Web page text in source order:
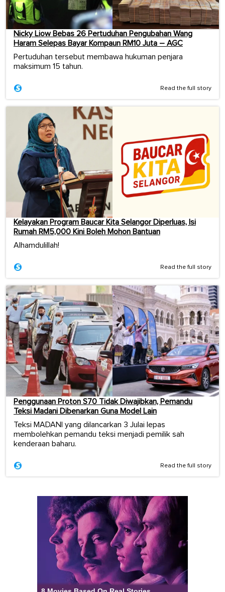
Nicky Liow Bebas 26 Pertuduhan Pengubahan Wang
Haram Selepas Bayar Kompaun RM10 Juta – AGC
Pertuduhan tersebut membawa hukuman penjara
maksimum 15 tahun.
Read the full story
Kelayakan Program Baucar Kita Selangor Diperluas, Isi
Rumah RM5,000 Kini Boleh Mohon Bantuan
Alhamdulillah!
Read the full story
Penggunaan Proton S70 Tidak Diwajibkan, Pemandu
Teksi Madani Dibenarkan Guna Model Lain
Teksi MADANI yang dilancarkan 3 Julai lepas
membolehkan pemandu teksi menjadi pemilik sah
kenderaan baharu.
Read the full story